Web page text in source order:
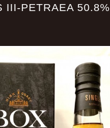
III-PETRAEA 50.8%